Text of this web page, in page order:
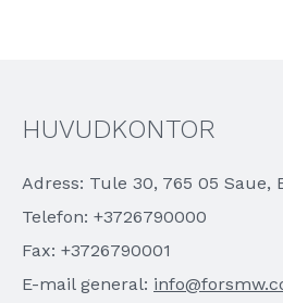
HUVUDKONTOR
Adress: Tule 30, 765 05 Saue,
Telefon: +3726790000
Fax: +3726790001
E-mail general: